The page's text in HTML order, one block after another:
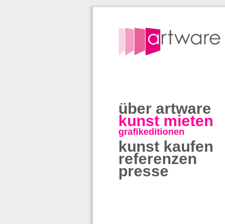
über artware
kunst mieten
grafikeditionen
kunst kaufen
referenzen
presse